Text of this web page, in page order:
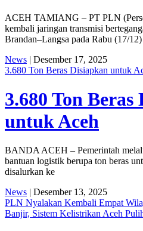
ACEH TAMIANG – PT PLN
kembali jaringan transmisi
Brandan–Langsa pada Rabu (17/12)
News | Desember 17, 2025
3.680 Ton Beras Disiapkan untuk
3.680 Ton Beras
untuk Aceh
BANDA ACEH – Pemerintah
bantuan logistik berupa ton beras
disalurkan ke
News | Desember 13, 2025
PLN Nyalakan Kembali Empat
Banjir, Sistem Kelistrikan Aceh